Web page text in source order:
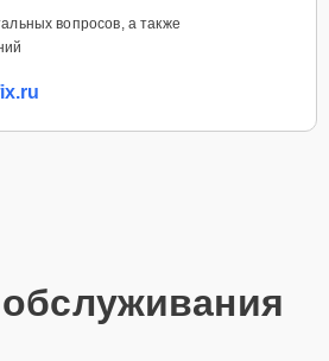
вопросов, а также